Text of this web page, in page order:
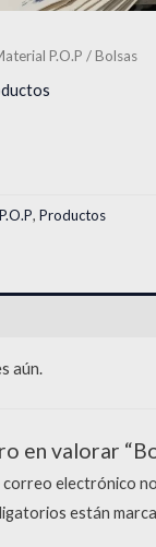
P.O.P / Bolsas
, Productos
aún.
en valorar
correo electrónico
están